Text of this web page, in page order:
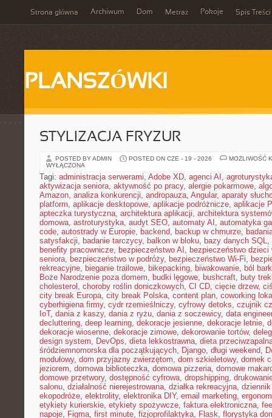
Strona główna Archiwum Dom Metraż Pokoje Spis Treści
PLANSZÓWKI
STYLIZACJA FRYZUR
POSTED BY ADMIN POSTED ON CZE - 19 - 2026
MOŻLIWOŚĆ
WYŁĄCZONA
Tagi: administracja serwerami, Adobe XD, agenci AI ,
aktywizacja seniora, aktywność po pracy, alergie pokarmowe,
Amazon, analiza konkurencji, andropauza, Angular, aparaty
platform, aplikacje desktopowe, aplikacje podróżnicze, aplikacje
apteczka turystyczna, architektura aplikacji, architektura
domowa, astroturystyka, audyt SEO, automaty AI , automatyka
code, autostrady w Europie, backend, backup w chmurze,
satysfakcji, badanie tarczycy, balkon w bloku, bazy danych SQL,
benefity pracownicze, bezpieczeństwo AI , bezpieczeństwo dzieci
seniora, bezpieczeństwo w podróży, bezpieczeństwo Wi-Fi,
rekreacyjne, bieganie trailowe, bikepacking, biwakowanie, ból
Boże Narodzenie poza domem, budki lęgowe, bushcraft, buty
cholesterol , choroby roślin doniczkowych, CI CD, cięcie drzew,
city break Europa, city break Polska, content plan, coworking
cyberhigiena firmy, cydr rzemieślniczy, cyfrowy detoks, czujnik
IoT, dania z kaszy, dania z ryżu, dania z soczewicy, data
decluttering, deep learning, dekoracje jesienne, dekoracje letnie,
dekoracje wiosenne, dekoracje zimowe, dekorowanie tortów,
design system, DevOps, dieta lekkostrawna, dieta
śródziemnomorska dla początkujących, Django, długi weekend,
modułowy, dom przyjazny zwierzętom, dom szkieletowy, domek
jeziorem, domowa biblioteczka, domowa pizzeria, domowe
domowe przetwory, dostępność cyfrowa, dropshipping,
salonu, działalność nierejestrowana, działka rekreacyjna,
ekopodróże, elektrolity, elektronika DIY, email marketing,
etykiety kurierskie, etykiety spożywcze, faktura elektroniczna,
napoje, Figma, first minute, fizjoprofilaktyka, Flask, florystyka